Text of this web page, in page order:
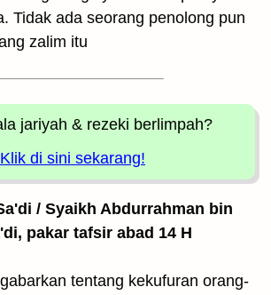
Tidak ada seorang penolong pun
zalim itu
jariyah & rezeki berlimpah?
Klik di sini sekarang!
/ Syaikh Abdurrahman bin
pakar tafsir abad 14 H
tentang kekufuran orang-